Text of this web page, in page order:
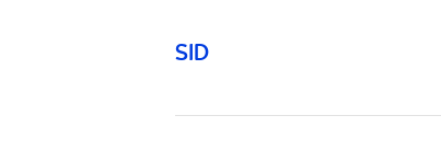
SID